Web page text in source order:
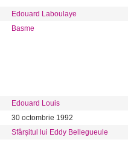
Edouard Laboulaye
Basme
Edouard Louis
30 octombrie 1992
Sfârșitul lui Eddy Bellegueule